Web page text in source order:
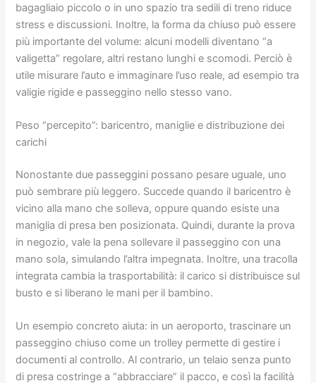
bagagliaio piccolo o in uno spazio tra sedili di treno riduce
stress e discussioni. Inoltre, la forma da chiuso può essere
più importante del volume: alcuni modelli diventano “a
valigetta” regolare, altri restano lunghi e scomodi. Perciò è
utile misurare l’auto e immaginare l’uso reale, ad esempio tra
valigie rigide e passeggino nello stesso vano.
Peso “percepito”: baricentro, maniglie e distribuzione dei
carichi
Nonostante due passeggini possano pesare uguale, uno
può sembrare più leggero. Succede quando il baricentro è
vicino alla mano che solleva, oppure quando esiste una
maniglia di presa ben posizionata. Quindi, durante la prova
in negozio, vale la pena sollevare il passeggino con una
mano sola, simulando l’altra impegnata. Inoltre, una tracolla
integrata cambia la trasportabilità: il carico si distribuisce sul
busto e si liberano le mani per il bambino.
Un esempio concreto aiuta: in un aeroporto, trascinare un
passeggino chiuso come un trolley permette di gestire i
documenti al controllo. Al contrario, un telaio senza punto
di presa costringe a “abbracciare” il pacco, e così la facilità